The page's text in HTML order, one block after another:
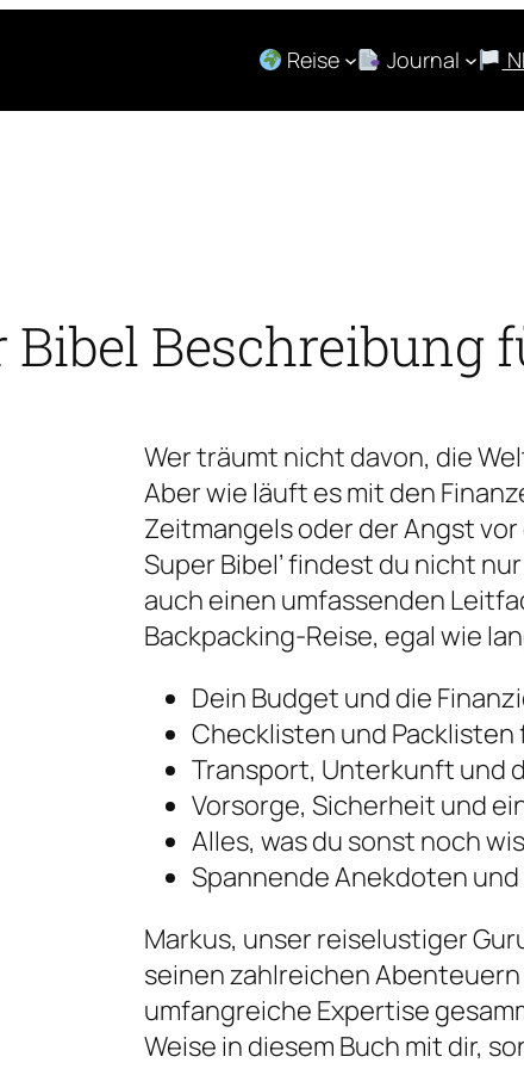
Reise Journal
Beschreibung
Wer träumt nicht davon, die
Aber wie läuft es mit den
Zeitmangels oder der Angst
Super Bibel’ findest du nicht
auch einen umfassenden
Backpacking-Reise, egal wie
Dein Budget und die
Checklisten und Packlisten
Transport, Unterkunft und
Vorsorge, Sicherheit und
Alles, was du sonst noch
Spannende Anekdoten und
Markus, unser reiselustiger
seinen zahlreichen
umfangreiche Expertise
Weise in diesem Buch mit dir,